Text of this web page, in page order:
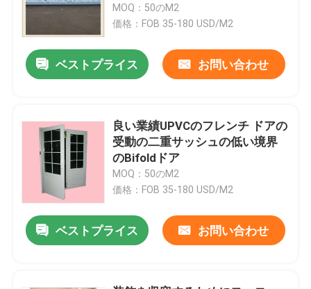
MOQ：50のM2
価格：FOB 35-180 USD/M2
ベストプライス お問い合わせ
良い業績UPVCのフレンチ ドアの
受動の二重サッシュの低い境界
のBifoldドア
MOQ：50のM2
価格：FOB 35-180 USD/M2
ベストプライス お問い合わせ